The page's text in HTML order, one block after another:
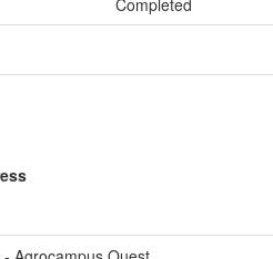
Completed